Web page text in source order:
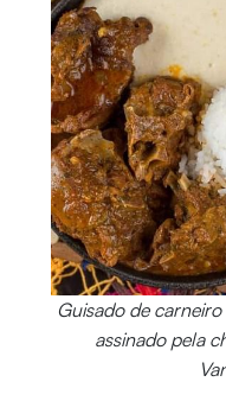
Guisado de
assinado pela